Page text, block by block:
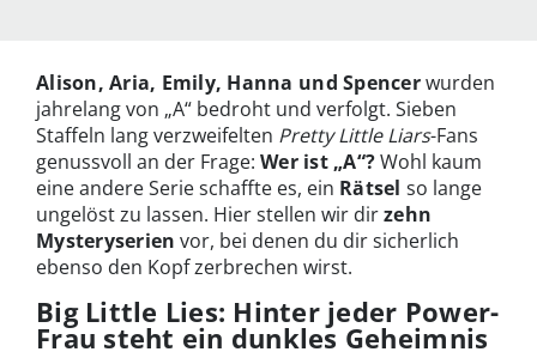
Alison, Aria, Emily, Hanna und Spencerwurden
jahrelang von „A“ bedroht und verfolgt. Sieben
Staffeln lang verzweifelten Pretty Little Liars-Fans
genussvoll an der Frage: Wer ist „A“?Wohl kaum
eine andere Serie schaffte es, ein Rätsel so lange
ungelöst zu lassen. Hier stellen wir dirzehn
Mysteryserien vor, bei denen du dir sicherlich
ebenso den Kopf zerbrechen wirst.
Big Little Lies: Hinter jeder Power-
Frau steht ein dunkles Geheimnis